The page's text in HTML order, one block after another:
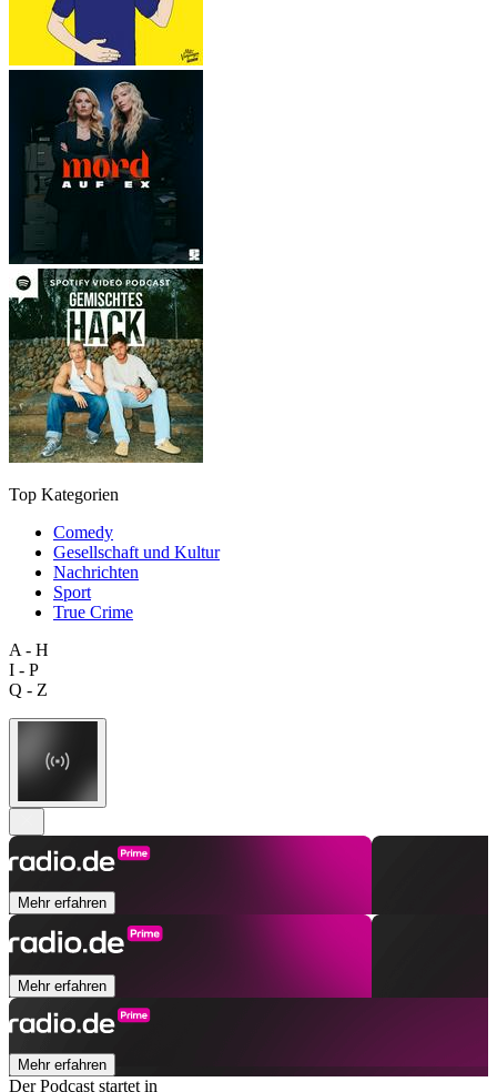
Top Kategorien
Comedy
Gesellschaft und Kultur
Nachrichten
Sport
True Crime
A - H
I - P
Q - Z
Mehr erfahren
Mehr erfahren
Mehr erfahren
Der Podcast startet in